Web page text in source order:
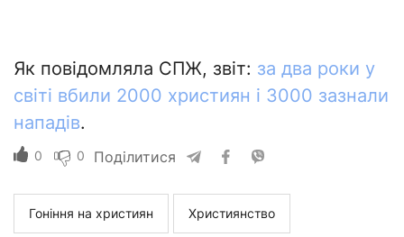
Як повідомляла СПЖ, звіт: за два роки у
світі вбили 2000 християн і 3000 зазнали
нападів.
0 0 Поділитися
Гоніння на християн Християнство